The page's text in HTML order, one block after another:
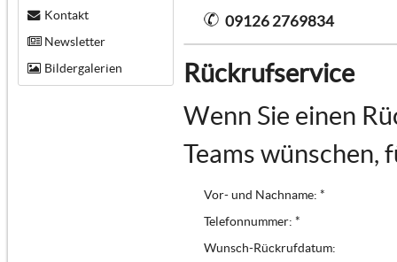
Kontakt
Newsletter
Bildergalerien
09126 2769834
Rückrufservice
Wenn Sie einen
Teams wünschen,
Vor- und Nachname: *
Telefonnummer: *
Wunsch-Rückrufdatum: